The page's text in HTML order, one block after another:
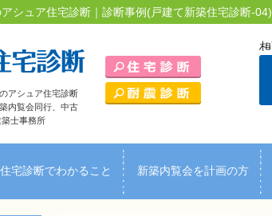
シュア住宅診断｜診断事例(戸建て新築住宅診断-04)
アシュア住宅診断
内覧会同行、中古
士事務所
住宅診断でわかること 新築内覧会を計画の方